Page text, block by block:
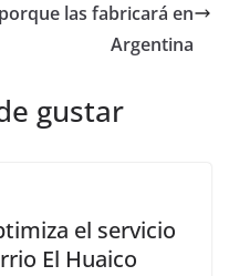
las fabricará en
Argentina
gustar
el servicio
El Huaico